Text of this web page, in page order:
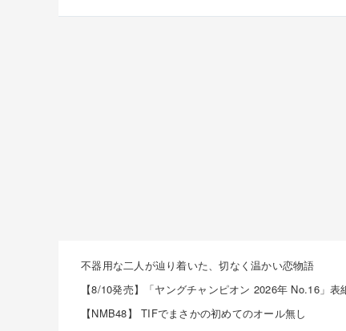
不器用な二人が辿り着いた、切なく温かい恋物語
【NMB48】 TIFでまさかの初めてのオール無し